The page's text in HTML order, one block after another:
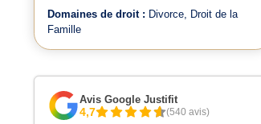
Domaines de droit : Divorce
Droit de la
Famille
Avis Google Justifit
4,7 (540 avis)